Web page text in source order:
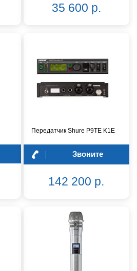
35 600 р.
Передатчик Shure P9TE K1E
Звоните
142 200 р.